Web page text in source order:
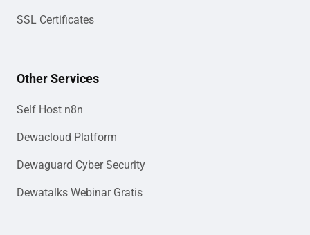
SSL Certificates
Other Services
Self Host n8n
Dewacloud Platform
Dewaguard Cyber Security
Dewatalks Webinar Gratis